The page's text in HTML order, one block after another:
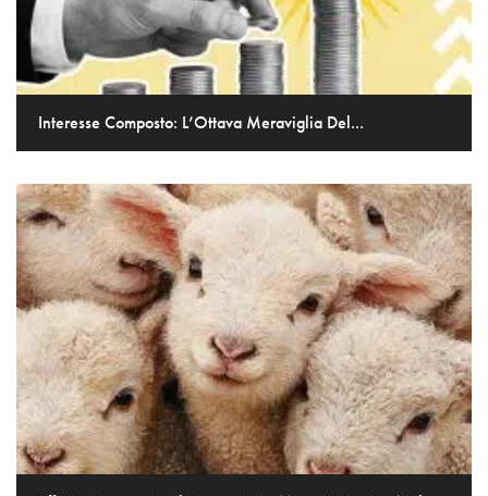
Interesse Composto: L’Ottava Meraviglia Del...